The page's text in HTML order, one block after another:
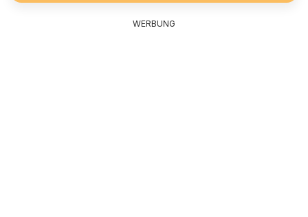
WERBUNG